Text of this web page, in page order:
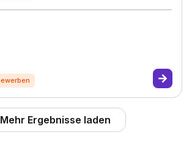
Mehr Ergebnisse laden